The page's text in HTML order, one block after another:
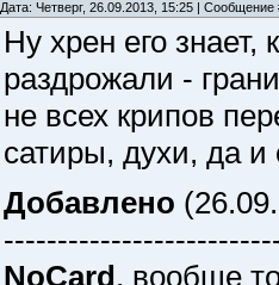
Дата: Четверг, 26.09.2013, 15:25 |
Ну хрен его знает,
раздрожали -
не всех крипов
сатиры, духи, да
Добавлено
NoCard, вообще